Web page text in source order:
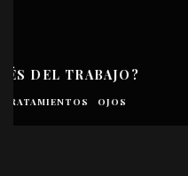
PROBANDO EL
MÁSCARA PESTAÑAS